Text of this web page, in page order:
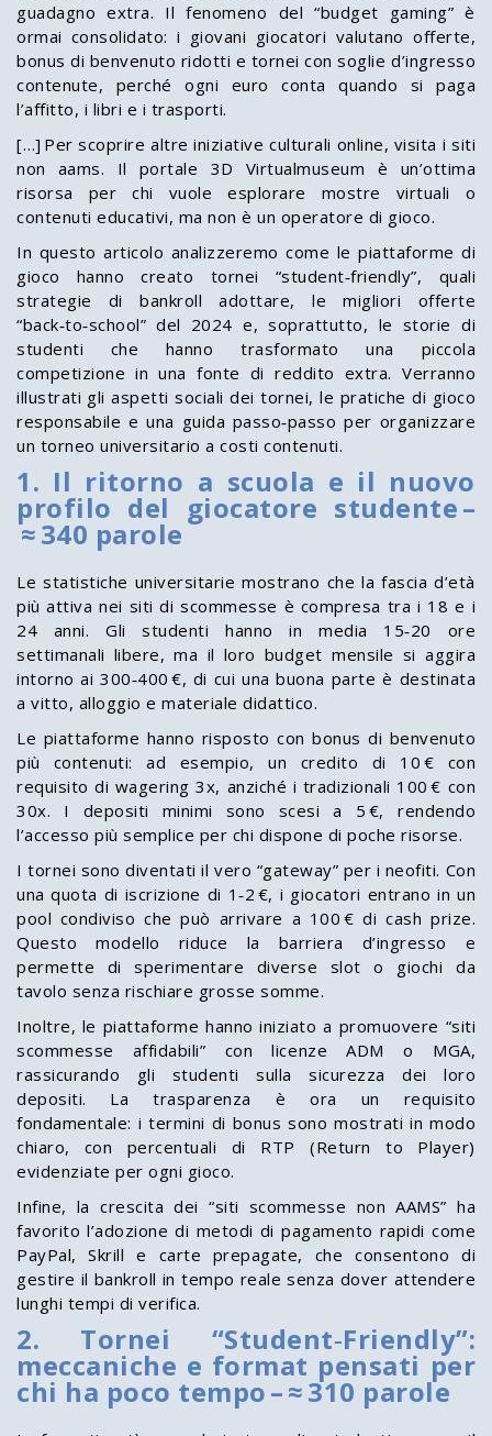
guadagno extra. Il fenomeno del “budget gaming” è
ormai consolidato: i giovani giocatori valutano offerte,
bonus di benvenuto ridotti e tornei con soglie d’ingresso
contenute, perché ogni euro conta quando si paga
l’affitto, i libri e i trasporti.
[…] Per scoprire altre iniziative culturali online, visita i siti
non aams. Il portale 3D Virtualmuseum è un’ottima
risorsa per chi vuole esplorare mostre virtuali o
contenuti educativi, ma non è un operatore di gioco.
In questo articolo analizzeremo come le piattaforme di
gioco hanno creato tornei “student‑friendly”, quali
strategie di bankroll adottare, le migliori offerte
“back‑to‑school” del 2024 e, soprattutto, le storie di
studenti che hanno trasformato una piccola
competizione in una fonte di reddito extra. Verranno
illustrati gli aspetti sociali dei tornei, le pratiche di gioco
responsabile e una guida passo‑passo per organizzare
un torneo universitario a costi contenuti.
1. Il ritorno a scuola e il nuovo
profilo del giocatore studente –
≈ 340 parole
Le statistiche universitarie mostrano che la fascia d’età
più attiva nei siti di scommesse è compresa tra i 18 e i
24 anni. Gli studenti hanno in media 15‑20 ore
settimanali libere, ma il loro budget mensile si aggira
intorno ai 300‑400 €, di cui una buona parte è destinata
a vitto, alloggio e materiale didattico.
Le piattaforme hanno risposto con bonus di benvenuto
più contenuti: ad esempio, un credito di 10 € con
requisito di wagering 3x, anziché i tradizionali 100 € con
30x. I depositi minimi sono scesi a 5 €, rendendo
l’accesso più semplice per chi dispone di poche risorse.
I tornei sono diventati il vero “gateway” per i neofiti. Con
una quota di iscrizione di 1‑2 €, i giocatori entrano in un
pool condiviso che può arrivare a 100 € di cash prize.
Questo modello riduce la barriera d’ingresso e
permette di sperimentare diverse slot o giochi da
tavolo senza rischiare grosse somme.
Inoltre, le piattaforme hanno iniziato a promuovere “siti
scommesse affidabili” con licenze ADM o MGA,
rassicurando gli studenti sulla sicurezza dei loro
depositi. La trasparenza è ora un requisito
fondamentale: i termini di bonus sono mostrati in modo
chiaro, con percentuali di RTP (Return to Player)
evidenziate per ogni gioco.
Infine, la crescita dei “siti scommesse non AAMS” ha
favorito l’adozione di metodi di pagamento rapidi come
PayPal, Skrill e carte prepagate, che consentono di
gestire il bankroll in tempo reale senza dover attendere
lunghi tempi di verifica.
2. Tornei “Student‑Friendly”:
meccaniche e format pensati per
chi ha poco tempo – ≈ 310 parole